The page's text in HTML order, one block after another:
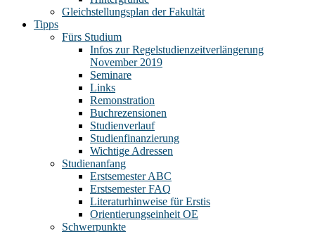
Gleichstellungsplan der Fakultät
Tipps
Fürs Studium
Infos zur Regelstudienzeitverlängerung
November 2019
Seminare
Links
Remonstration
Buchrezensionen
Studienverlauf
Studienfinanzierung
Wichtige Adressen
Studienanfang
Erstsemester ABC
Erstsemester FAQ
Literaturhinweise für Erstis
Orientierungseinheit OE
Schwerpunkte